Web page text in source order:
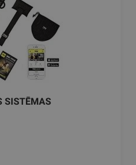
SISTĒMAS